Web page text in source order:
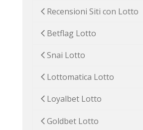
Recensioni Siti con Lotto
Betflag Lotto
Snai Lotto
Lottomatica Lotto
Loyalbet Lotto
Goldbet Lotto